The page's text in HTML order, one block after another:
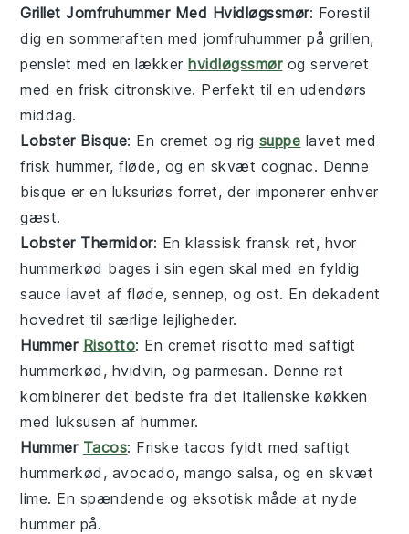
Grillet Jomfruhummer Med Hvidløgssmør: Forestil
dig en sommeraften med jomfruhummer på grillen,
penslet med en lækkerhvidløgssmørog serveret
med en frisk citronskive. Perfekt til en udendørs
middag.
Lobster Bisque: En cremet og rig suppe lavet med
friskhummer,fløde, og en skvæt cognac. Denne
bisque er en luksuriøs forret, der imponerer enhver
gæst.
Lobster Thermidor: En klassisk fransk ret, hvor
hummerkød bages i sin egen skal med en fyldig
sauce lavet af fløde,sennep, og ost. En dekadent
hovedret til særlige lejligheder.
Hummer Risotto: En cremetrisotto med saftigt
hummerkød , hvidvin, og parmesan. Denne ret
kombinerer det bedste fra det italienske køkken
med luksusen af hummer.
Hummer Tacos: Friske tacos fyldt med saftigt
hummerkød , avocado,mango salsa, og en skvæt
lime. En spændende og eksotisk måde at nyde
hummer på.